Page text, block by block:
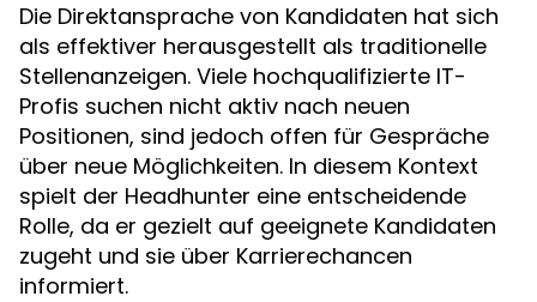
Die Direktansprache von Kandidaten hat sich
als effektiver herausgestellt als traditionelle
Stellenanzeigen. Viele hochqualifizierte IT-
Profis suchen nicht aktiv nach neuen
Positionen, sind jedoch offen für Gespräche
über neue Möglichkeiten. In diesem Kontext
spielt der Headhunter eine entscheidende
Rolle, da er gezielt auf geeignete Kandidaten
zugeht und sie über Karrierechancen
informiert.